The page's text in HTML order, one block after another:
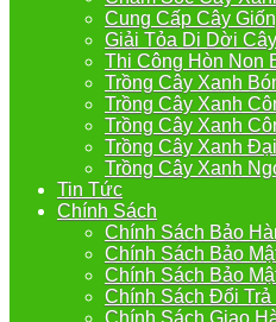
Cung Cấp Cây
Giải Tỏa Di Dời
Thi Công Hòn Non
Trồng Cây Xanh
Trồng Cây Xanh
Trồng Cây Xanh
Trồng Cây Xanh
Trồng Cây Xanh
Tin Tức
Chính Sách
Chính Sách Bảo
Chính Sách Bảo
Chính Sách Bảo
Chính Sách Đổi Trả
Chính Sách Giao